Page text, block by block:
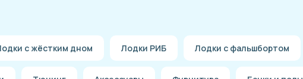
с жёстким дном Лодки РИБ Лодки с фальшбортом